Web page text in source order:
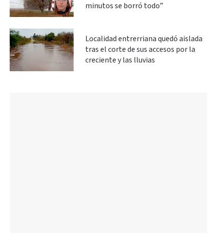
minutos se borró todo”
Localidad entrerriana quedó aislada
tras el corte de sus accesos por la
creciente y las lluvias